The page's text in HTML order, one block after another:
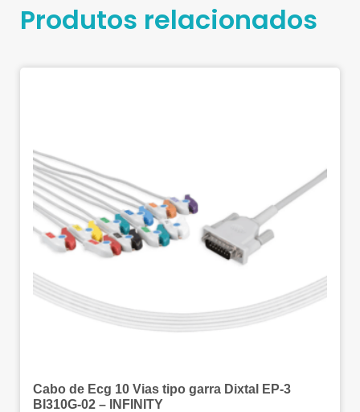
Produtos relacionados
Cabo de Ecg 10 Vias tipo garra Dixtal EP-3
BI310G-02 – INFINITY